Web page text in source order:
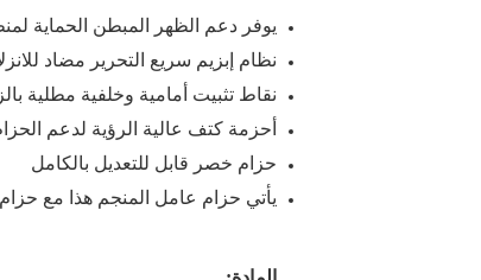
يوفر دعم الظهر المبطن الحماية
نظام إبزيم سريع التحرير مضاد
نقاط تثبيت أمامية وخلفية مطلية
أحزمة كتف عالية الرؤية لدعم
حزام خصر قابل للتعديل بالكامل
يأتي حزام عامل المنجم هذا مع